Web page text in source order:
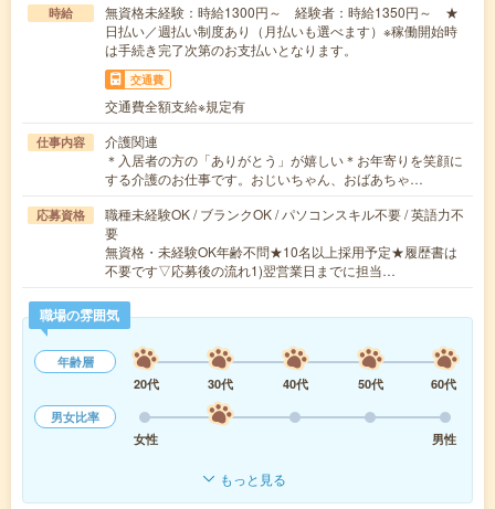
時給
無資格未経験：時給1300円～ 経験者：時給1350円～ ★
日払い／週払い制度あり（月払いも選べます）※稼働開始時
は手続き完了次第のお支払いとなります。
交通費
交通費全額支給※規定有
仕事内容
介護関連
＊入居者の方の「ありがとう」が嬉しい＊お年寄りを笑顔に
する介護のお仕事です。おじいちゃん、おばあちゃ…
応募資格
職種未経験OK / ブランクOK / パソコンスキル不要 / 英語力不
要
無資格・未経験OK年齢不問★10名以上採用予定★履歴書は
不要です▽応募後の流れ1)翌営業日までに担当…
職場の雰囲気
年齢層
20代
30代 40代 50代
60代
男女比率
女性
男性
もっと見る